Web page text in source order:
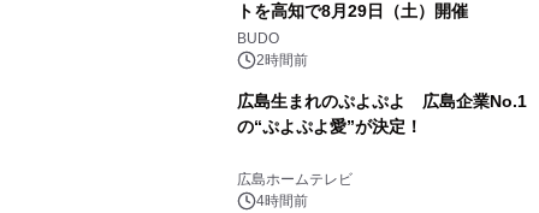
トを高知で8月29日（土）開催
BUDO
2時間前
広島生まれのぷよぷよ 広島企業No.1
の“ぷよぷよ愛”が決定！
広島ホームテレビ
4時間前